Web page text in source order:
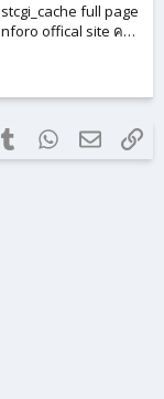
full page
offical site ครับ
ได้
Tumblr WhatsApp
อีเมล ลิ